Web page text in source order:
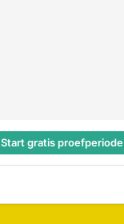
Start gratis proefperiode